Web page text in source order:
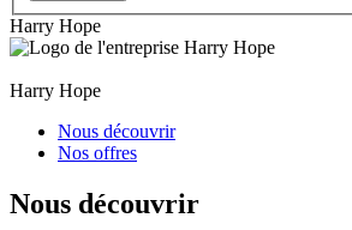
Harry Hope
Harry Hope
Nous découvrir
Nos offres
Nous découvrir